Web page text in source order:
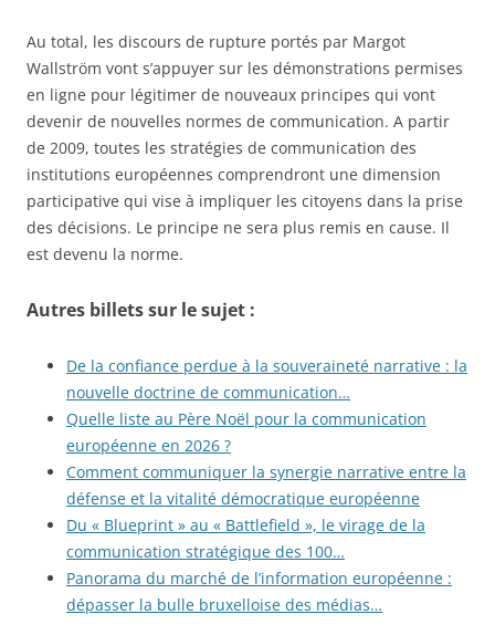
Au total, les discours de rupture portés par Margot
Wallström vont s’appuyer sur les démonstrations permises
en ligne pour légitimer de nouveaux principes qui vont
devenir de nouvelles normes de communication. A partir
de 2009, toutes les stratégies de communication des
institutions européennes comprendront une dimension
participative qui vise à impliquer les citoyens dans la prise
des décisions. Le principe ne sera plus remis en cause. Il
est devenu la norme.
Autres billets sur le sujet :
De la confiance perdue à la souveraineté narrative : la
nouvelle doctrine de communication…
Quelle liste au Père Noël pour la communication
européenne en 2026 ?
Comment communiquer la synergie narrative entre la
défense et la vitalité démocratique européenne
Du « Blueprint » au « Battlefield », le virage de la
communication stratégique des 100…
Panorama du marché de l’information européenne :
dépasser la bulle bruxelloise des médias…